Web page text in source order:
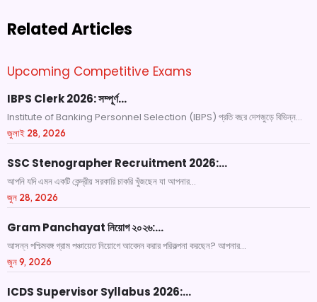
Related Articles
Upcoming Competitive Exams
IBPS Clerk 2026: সম্পূর্ণ…
Institute of Banking Personnel Selection (IBPS) প্রতি বছর দেশজুড়ে বিভিন্ন...
জুলাই 28, 2026
SSC Stenographer Recruitment 2026:…
আপনি যদি এমন একটি কেন্দ্রীয় সরকারি চাকরি খুঁজছেন যা আপনার...
জুন 28, 2026
Gram Panchayat নিয়োগ ২০২৬:…
আসন্ন পশ্চিমবঙ্গ গ্রাম পঞ্চায়েত নিয়োগে আবেদন করার পরিকল্পনা করছেন? আপনার...
জুন 9, 2026
ICDS Supervisor Syllabus 2026:…